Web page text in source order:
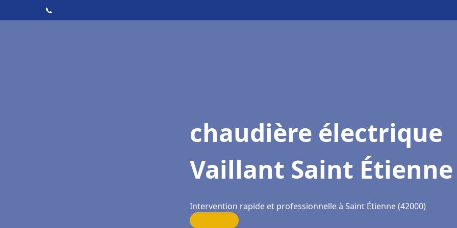
📞
chaudière électrique
Vaillant Saint Étienne
Intervention rapide et professionnelle à Saint Étienne (42000)